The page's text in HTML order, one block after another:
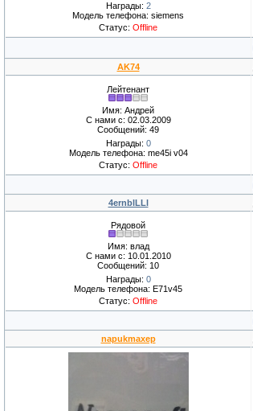
Награды: 2
Модель телефона: siemens
Статус: Offline
AK74
Лейтенант
Имя: Андрей
С нами с: 02.03.2009
Сообщений: 49
Награды: 0
Модель телефона: me45i v04
Статус: Offline
4ernblLLl
Рядовой
Имя: влад
С нами с: 10.01.2010
Сообщений: 10
Награды: 0
Модель телефона: E71v45
Статус: Offline
napukmaxep